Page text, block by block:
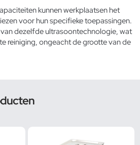
kunnen werkplaatsen het
voor hun specifieke toepassingen.
dezelfde ultrasoontechnologie, wat
reiniging, ongeacht de grootte van de